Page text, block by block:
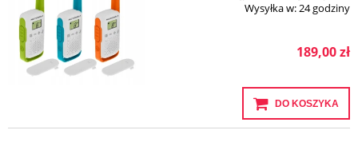
Wysyłka w:24 godziny
189,00 zł
DO KOSZYKA